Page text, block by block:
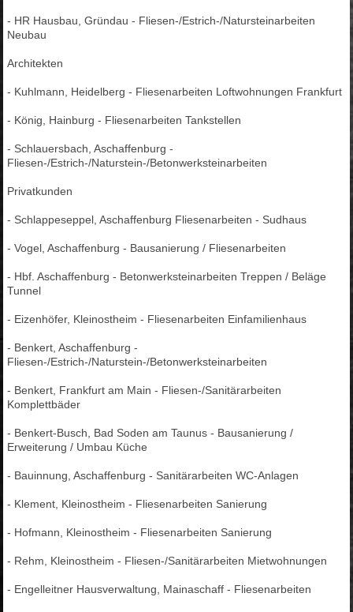
- HR Hausbau, Gründau - Fliesen-/Estrich-/Natursteinarbeiten
Neubau
Architekten
- Kuhlmann, Heidelberg - Fliesenarbeiten Loftwohnungen Frankfurt
- König, Hainburg - Fliesenarbeiten Tankstellen
- Schlauersbach, Aschaffenburg -
Fliesen-/Estrich-/Naturstein-/Betonwerksteinarbeiten
Privatkunden
- Schlappeseppel, Aschaffenburg Fliesenarbeiten - Sudhaus
- Vogel, Aschaffenburg - Bausanierung / Fliesenarbeiten
- Hbf. Aschaffenburg - Betonwerksteinarbeiten Treppen / Beläge
Tunnel
- Eizenhöfer, Kleinostheim - Fliesenarbeiten Einfamilienhaus
- Benkert, Aschaffenburg -
Fliesen-/Estrich-/Naturstein-/Betonwerksteinarbeiten
- Benkert, Frankfurt am Main - Fliesen-/Sanitärarbeiten
Komplettbäder
- Benkert-Busch, Bad Soden am Taunus - Bausanierung /
Erweiterung / Umbau Küche
- Bauinnung, Aschaffenburg - Sanitärarbeiten WC-Anlagen
- Klement, Kleinostheim - Fliesenarbeiten Sanierung
- Hofmann, Kleinostheim - Fliesenarbeiten Sanierung
- Rehm, Kleinostheim - Fliesen-/Sanitärarbeiten Mietwohnungen
- Engelleitner Hausverwaltung, Mainaschaff - Fliesenarbeiten